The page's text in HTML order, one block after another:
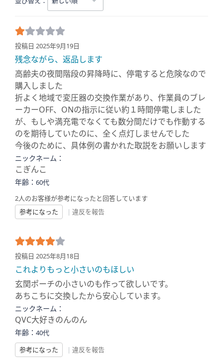
投稿日 2025年9月19日
残念ながら、返品します
高齢夫の夜間階段の昇降時に、停電すると危険なので
購入しました
折よく地域で変圧器の交換作業があり、作業員のブレ
ーカーOFF、ONの指示に従い約１時間停電しました
が、もしや満充電でなくても数分間だけでも作動する
のを期待していたのに、全く点灯しませんでした
今後のために、具体例の書かれた取説をお願いします
ニックネーム：
こぎんこ
年齢： 60代
2人のお客様が参考になったと回答しています
参考になった
| 違反を報告
投稿日 2025年8月18日
これよりもっと小さいのもほしい
玄関ポーチの小さいのも作って欲しいです。
あちこちに交換したから安心しています。
ニックネーム：
QVC大好きのんのん
年齢： 40代
参考になった
| 違反を報告